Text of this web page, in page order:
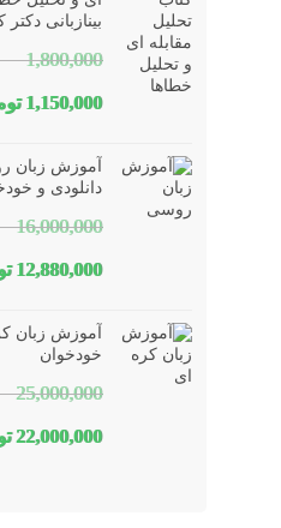
بینازبانی دکتر
1,800,000
قیمت
بود.
1,150,000
آموزش زبان
دانلودی و
16,000,000
قیمت
بود.
12,880,000
آموزش زبان
خودخوان
25,000,000
قیمت
22,000,000